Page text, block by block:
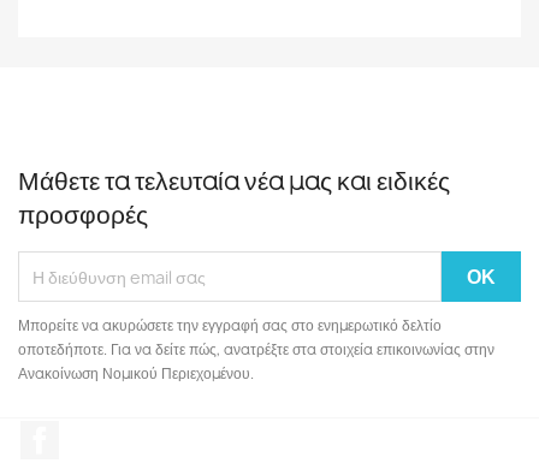
Μάθετε τα τελευταία νέα μας και ειδικές
προσφορές
Μπορείτε να ακυρώσετε την εγγραφή σας στο ενημερωτικό δελτίο
οποτεδήποτε. Για να δείτε πώς, ανατρέξτε στα στοιχεία επικοινωνίας στην
Ανακοίνωση Νομικού Περιεχομένου.